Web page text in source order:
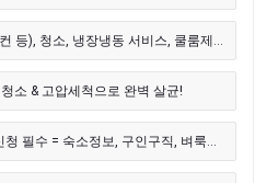
등), 청소, 냉장냉동 서비스, 쿨룸제작
소 & 고압세척으로 완벽 살균!
정보, 구인구직, 벼룩시장, 과외, 자동차매매게시판 등